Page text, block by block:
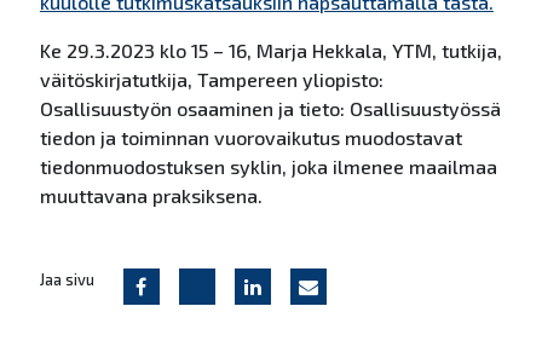
Ke 29.3.2023 klo 15 – 16, Marja Hekkala, YTM, tutkija,
väitöskirjatutkija, Tampereen yliopisto:
Osallisuustyön osaaminen ja tieto: Osallisuustyössä
tiedon ja toiminnan vuorovaikutus muodostavat
tiedonmuodostuksen syklin, joka ilmenee maailmaa
muuttavana praksiksena.
Jaa sivu